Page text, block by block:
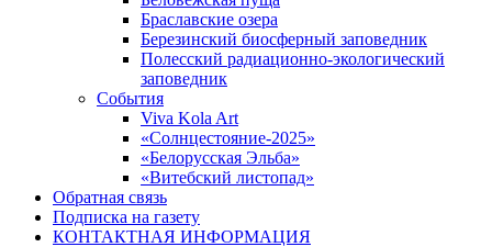
Браславские озера
Березинский биосферный заповедник
Полесский радиационно-экологический
заповедник
События
Viva Kola Art
«Солнцестояние-2025»
«Белорусская Эльба»
«Витебский листопад»
Обратная связь
Подписка на газету
КОНТАКТНАЯ ИНФОРМАЦИЯ